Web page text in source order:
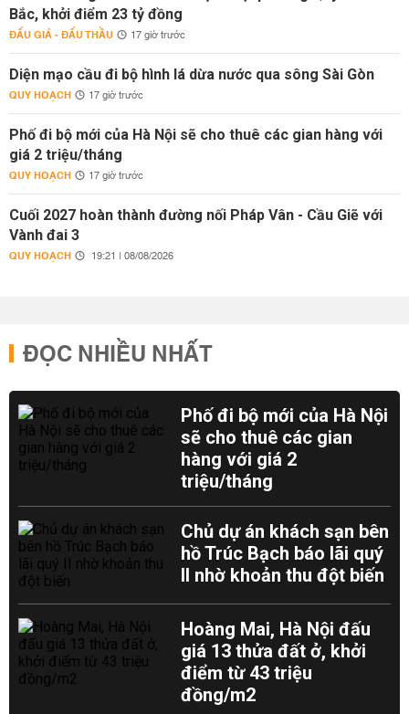
Bắc, khởi điểm 23 tỷ đồng
ĐẤU GIÁ - ĐẤU THẦU 17 giờ trước
Diện mạo cầu đi bộ hình lá dừa nước qua sông Sài Gòn
QUY HOẠCH 17 giờ trước
Phố đi bộ mới của Hà Nội sẽ cho thuê các gian hàng với
giá 2 triệu/tháng
QUY HOẠCH 17 giờ trước
Cuối 2027 hoàn thành đường nối Pháp Vân - Cầu Giẽ với
Vành đai 3
QUY HOẠCH 19:21 | 08/08/2026
ĐỌC NHIỀU NHẤT
Phố đi bộ mới của Hà Nội
sẽ cho thuê các gian
hàng với giá 2
triệu/tháng
Chủ dự án khách sạn bên
hồ Trúc Bạch báo lãi quý
II nhờ khoản thu đột biến
Hoàng Mai, Hà Nội đấu
giá 13 thửa đất ở, khởi
điểm từ 43 triệu
đồng/m2